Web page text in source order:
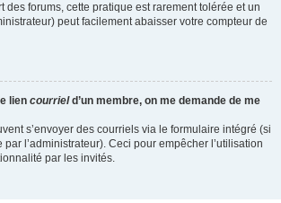
des forums, cette pratique est rarement tolérée et un
peut facilement abaisser votre compteur de
lien courrield’un membre, on me demande de me
s’envoyer des courriels via le formulaire intégré (si
par l’administrateur). Ceci pour empêcher l’utilisation
par les invités.